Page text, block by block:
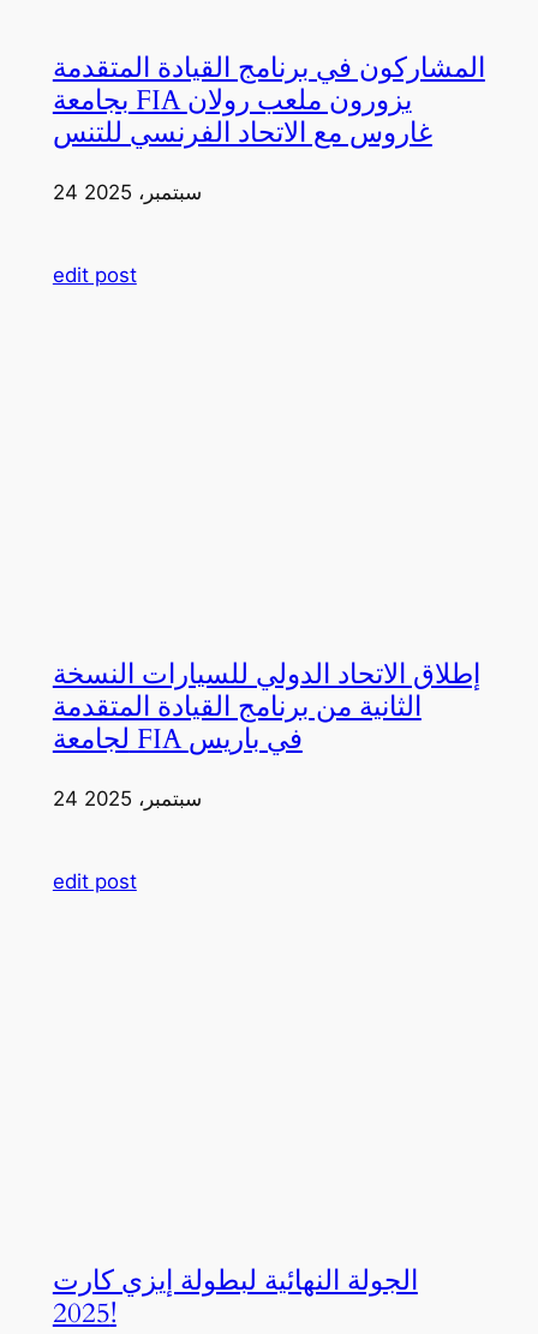
المشاركون في برنامج القيادة المتقدمة
بجامعة FIA يزورون ملعب رولان
غاروس مع الاتحاد الفرنسي للتنس
24 سبتمبر، 2025
edit post
إطلاق الاتحاد الدولي للسيارات النسخة
الثانية من برنامج القيادة المتقدمة
لجامعة FIA في باريس
24 سبتمبر، 2025
edit post
الجولة النهائية لبطولة إيزي كارت
2025!